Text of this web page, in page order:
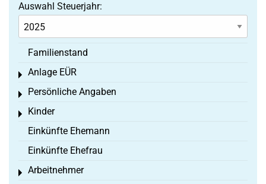
Auswahl Steuerjahr:
Familienstand
Anlage EÜR
Toggle menu
Persönliche Angaben
Toggle menu
Kinder
Toggle menu
Einkünfte Ehemann
Einkünfte Ehefrau
Arbeitnehmer
Toggle menu